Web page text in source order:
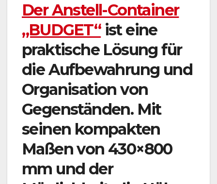
Der Anstell-Container
„BUDGET“ist eine
praktische Lösung für
die Aufbewahrung und
Organisation von
Gegenständen. Mit
seinen kompakten
Maßen von 430×800
mm und der